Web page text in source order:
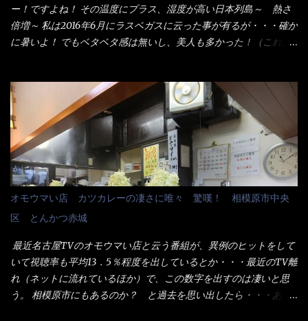
の若い女性店員が『いい！いい！！』とオッサンを向こうへやっ
た。 でサッサと、木桶を用意してうどんだけ入れて出して来まし
た。 な～るほど、この事か・・・ で今日の2021年後半1回目のサ
＞サイズを食べられるか？である。 前回も、大しか食べていない
からね、得がどれくらいの満腹度になるのか？ この得サイズの木
桶は、銭湯で使う洗い桶サイズだなぁ～ この木桶サイズに、満々
と湯が注がれていたら食べ進むうちに、麺が伸びてしまうだろ
う。 これなら茹で上がった直後のままで、食べ進められるじゃな
いか！ 別皿で、葱と天かすを満タンに用意して、山葵も2つ。 そ
れに湯が無い利点として、汁が薄まらない！ これだよ、こ
れ！！ 湯があると、うどんと共に汁の方へ湯までも入ってしま
う。つまりラーメンの麺にスープが絡む現象ですな。 結局、伸び
ずに汁も薄らむこともなく・・最後の方で＜だし汁＞を少し追加
しました。 腹イッパイだけど、得サイズは全てお腹の中へ収まっ
たし満足達成度100％ 苦しいと云う事も無いな！ まだ鶏天1個位
は入りそうだね。 と云う事で、今回＜釜揚げうどんの湯無し＞を
試したら、確...
ー！ですよね！ その温度にプラス、湿度が高い日本列島～ 熱さ
倍増～ 私は2016年6月にラスベガスに云った事が有るが・・・確か
に暑いよ！ でもベタベタ感は無いし、美人も多かった！（これは
中元は、丁度お盆の夏場に日頃お世話になっている方への＜ご挨
拶＞としての贈り物の習慣です。 今では、大分廃れてしまってい
るかと・・・小生もお中元やお歳暮など送った事は無い！（キッ
パリ） まぁ～この慣習が残っているのは、官公庁や超大手企業戦
士（昇進目的）などの世界でしょう。 要は、ゴマスリ・・・てな
感じかな。 丸亀製麺と云えば、大阪誕生→全国区（北海道と沖縄
は？）へ広がった、讃岐饂飩チェーン店大手といっても過言では
方には店舗に寄って違う！と云う人も居るらしい・・ そんな大手
讃岐饂飩チェーン店と関係があるのか？ 箱詰め乾麺！ このパッ
ケージからすれば、間違いなく贈答用目的でしょう。 そんな贈答
用箱詰め饂飩・・・またもやメガドンキで発見し購入！ 中身は、
この様な状態です。 乾麺の束が6束／一パックになっており、それ
オモウマい店 カツカレーの凄さに唯々 驚嘆！ 相模原市中央
区 とんかつ赤城
最近名古屋TVのオモウマい店と云う番組が、異例のヒットをして
いて視聴率も平均13．5％程度を出しているとか・・・最近のTV離
れ（ネットに流れているほか）で、この数字を出すのは凄いと思
う。 相模原市にもあるのか？ と過去を思い出したら・・・あっ